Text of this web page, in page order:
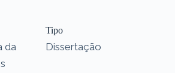
da
Tipo
Dissertação